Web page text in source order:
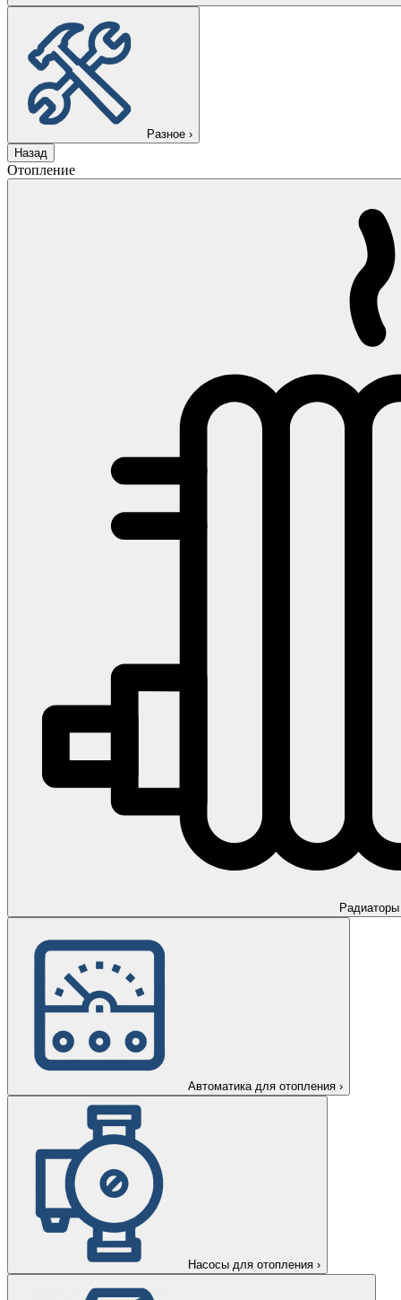
Разное ›
Назад
Отопление
Радиаторы
Автоматика для отопления ›
Насосы для отопления ›